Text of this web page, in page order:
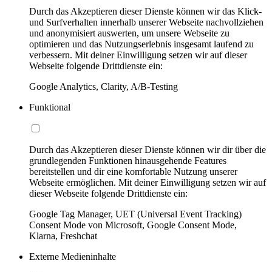
Durch das Akzeptieren dieser Dienste können wir das Klick-
und Surfverhalten innerhalb unserer Webseite nachvollziehen
und anonymisiert auswerten, um unsere Webseite zu
optimieren und das Nutzungserlebnis insgesamt laufend zu
verbessern. Mit deiner Einwilligung setzen wir auf dieser
Webseite folgende Drittdienste ein:
Google Analytics, Clarity, A/B-Testing
Funktional
Durch das Akzeptieren dieser Dienste können wir dir über die
grundlegenden Funktionen hinausgehende Features
bereitstellen und dir eine komfortable Nutzung unserer
Webseite ermöglichen. Mit deiner Einwilligung setzen wir auf
dieser Webseite folgende Drittdienste ein:
Google Tag Manager, UET (Universal Event Tracking)
Consent Mode von Microsoft, Google Consent Mode,
Klarna, Freshchat
Externe Medieninhalte